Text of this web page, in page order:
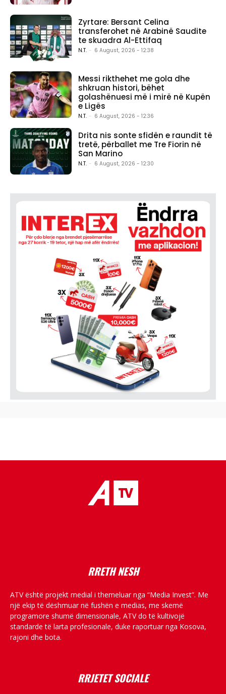
Zyrtare: Bersant Celina
transferohet në Arabinë Saudite
te skuadra Al-Ettifaq
N.T. - 6 August, 2026 - 12:38
Messi rikthehet me gola dhe
shkruan histori, bëhet
golashënuesi më i mirë në Kupën
e Ligës
N.T. - 6 August, 2026 - 12:36
Drita nis sonte sfidën e raundit të
tretë, përballet me Tre Fiorin në
San Marino
N.T. - 6 August, 2026 - 12:30
RRETH NESH
ATV është projekt medial i themeluar nga “Media Invest”. Me
një ekip të dëshmuar në fushën e medias, me skemë
programore shumë dimensionale, ATV do të kultivojë
standarde të larta profesionale, duke raportuar nga Kosova,
rajoni dhe bota.
RRJETET SOCIALE